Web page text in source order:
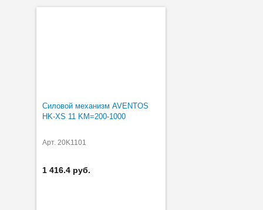
Силовой механизм AVENTOS
HK-XS 11 KM=200-1000
Арт. 20K1101
1 416.4 руб.